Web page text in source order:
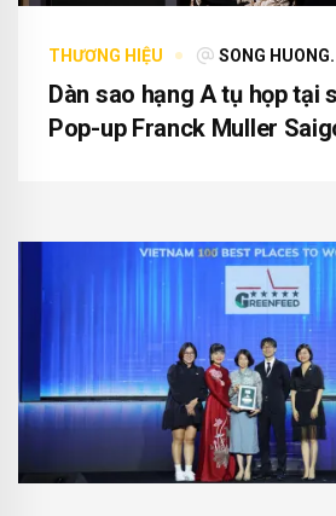
THƯƠNG HIỆU SONG HUONG.
Dàn sao hạng A tụ họp tại
Pop-up Franck Muller